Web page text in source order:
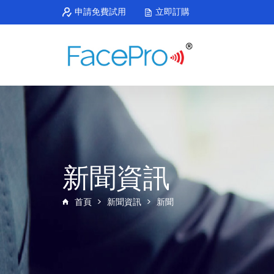
申請免費試用 立即訂購
新聞資訊
首頁 新聞資訊 新聞